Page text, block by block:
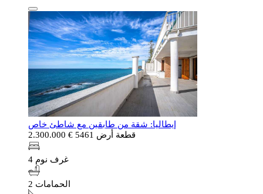
إيطاليا: شقة من طابقين مع شاطئ خاص
قطعة أرض 5461
€ 2.300.000
4 غرف نوم
2 الحمامات